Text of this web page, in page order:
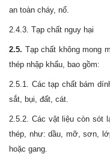
an toàn cháy, nổ.
2.4.3. Tạp chất nguy hại
2.5. Tạp chất không mong
thép nhập khẩu, bao gồm:
2.5.1. Các tạp chất bám
sắt, bụi, đất, cát.
2.5.2. Các vật liệu còn sót
thép, như: dầu, mỡ, sơn,
hoặc gang.